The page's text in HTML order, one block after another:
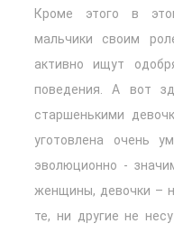
Кроме этого в
мальчики своим
активно ищут
поведения. А вот
старшенькими
уготовлена очень
эволюционно -
женщины, девочки –
те, ни другие не